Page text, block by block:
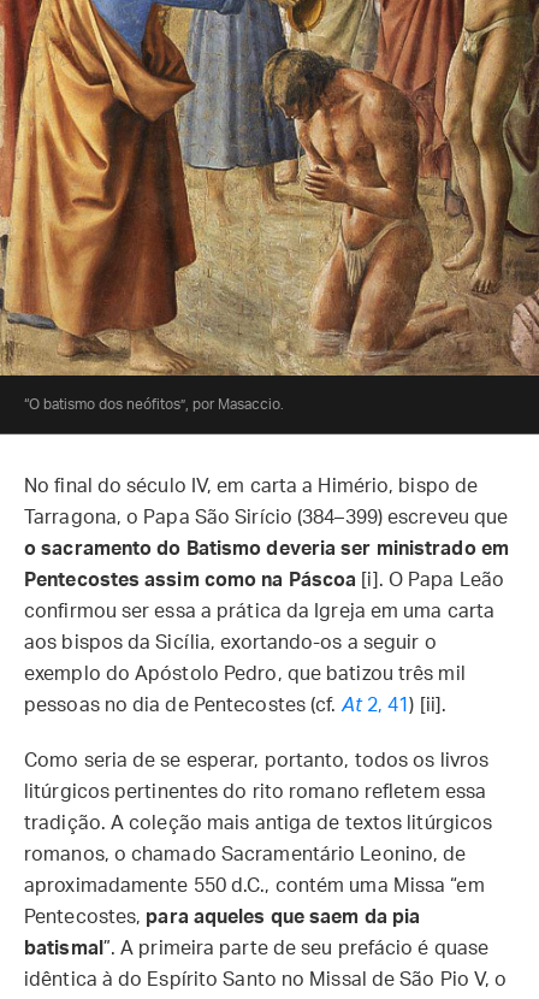
“O batismo dos neófitos”, por Masaccio.
No final do século IV, em carta a Himério, bispo de
Tarragona, o Papa São Sirício (384–399) escreveu que
o sacramento do Batismo deveria ser ministrado em
Pentecostes assim como na Páscoa [i]. O Papa Leão
confirmou ser essa a prática da Igreja em uma carta
aos bispos da Sicília, exortando-os a seguir o
exemplo do Apóstolo Pedro, que batizou três mil
pessoas no dia de Pentecostes (cf. At2, 41) [ii].
Como seria de se esperar, portanto, todos os livros
litúrgicos pertinentes do rito romano refletem essa
tradição. A coleção mais antiga de textos litúrgicos
romanos, o chamado Sacramentário Leonino, de
aproximadamente 550 d.C., contém uma Missa “em
Pentecostes, para aqueles que saem da pia
batismal ”. A primeira parte de seu prefácio é quase
idêntica à do Espírito Santo no Missal de São Pio V, o